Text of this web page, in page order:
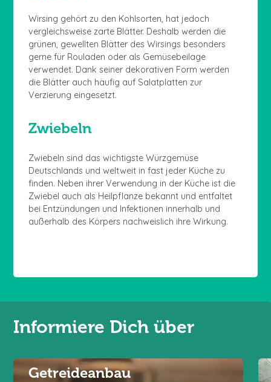
Wirsing gehört zu den Kohlsorten, hat jedoch
vergleichsweise zarte Blätter. Deshalb werden die
grünen, gewellten Blätter des Wirsings besonders
gerne für Rouladen oder als Gemüsebeilage
verwendet. Dank seiner dekorativen Form werden
die Blätter auch häufig auf Salatplatten zur
Verzierung eingesetzt.
Zwiebeln
Zwiebeln sind das wichtigste Würzgemüse
Deutschlands und weltweit in fast jeder Küche zu
finden. Neben ihrer Verwendung in der Küche ist die
Zwiebel auch als Heilpflanze bekannt und entfaltet
bei Entzündungen und Infektionen innerhalb und
außerhalb des Körpers nachweislich ihre Wirkung.
Informiere Dich über
Getreideanbau